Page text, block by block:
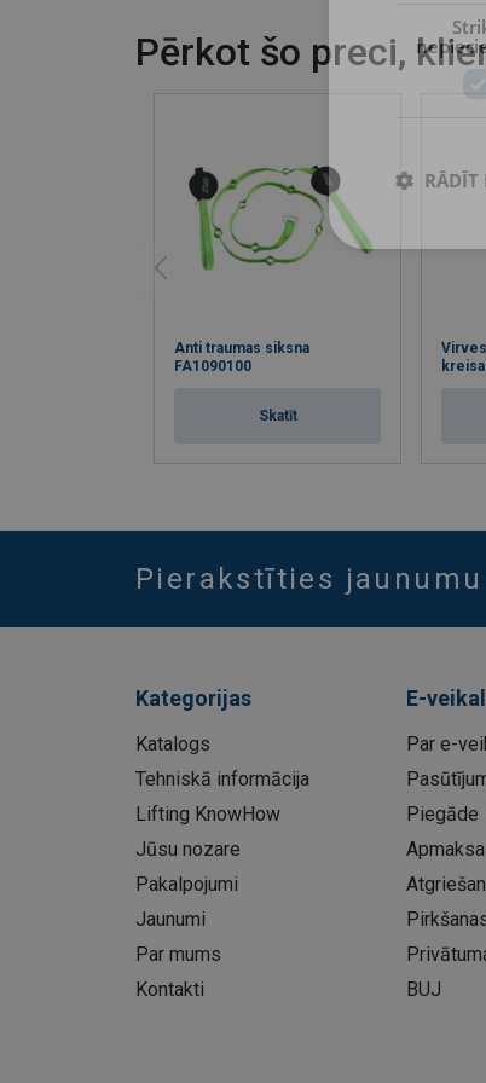
Pērkot šo preci,
Anti traumas siksna
FA1090100
Skatīt
Pierakstīties jaunumu
Kategorijas
Katalogs
Tehniskā informācija
Lifting KnowHow
Jūsu nozare
Pakalpojumi
Jaunumi
Par mums
Kontakti
E-
Par e-
Piegāde
Apmaksa
BUJ
RĀDĪT